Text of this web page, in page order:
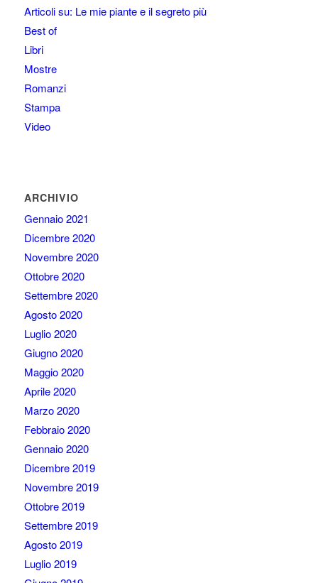
Articoli su: Le mie piante e il segreto più
Best of
Libri
Mostre
Romanzi
Stampa
Video
ARCHIVIO
Gennaio 2021
Dicembre 2020
Novembre 2020
Ottobre 2020
Settembre 2020
Agosto 2020
Luglio 2020
Giugno 2020
Maggio 2020
Aprile 2020
Marzo 2020
Febbraio 2020
Gennaio 2020
Dicembre 2019
Novembre 2019
Ottobre 2019
Settembre 2019
Agosto 2019
Luglio 2019